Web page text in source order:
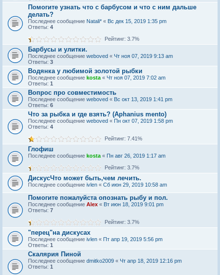
Помогите узнать что с барбусом и что с ним дальше
делать?
Последнее сообщение Natali* « Вс дек 15, 2019 1:35 pm
Ответы: 4
Рейтинг: 3.7%
Барбусы и улитки.
Последнее сообщение weboved « Чт ноя 07, 2019 9:13 am
Ответы: 3
Водянка у любимой золотой рыбки
Последнее сообщение kosta « Чт ноя 07, 2019 7:02 am
Ответы: 1
Вопрос про совместимость
Последнее сообщение weboved « Вс окт 13, 2019 1:41 pm
Ответы: 6
Что за рыбка и где взять? (Aphanius mento)
Последнее сообщение weboved « Пн окт 07, 2019 1:58 pm
Ответы: 4
Рейтинг: 7.41%
Глофиш
Последнее сообщение kosta « Пн авг 26, 2019 1:17 am
Рейтинг: 3.7%
ДискусЧто может быть,чем лечить.
Последнее сообщение ivlen « Сб июн 29, 2019 10:58 am
Помогите пожалуйста опознать рыбу и пол.
Последнее сообщение Alex « Вт июн 18, 2019 9:01 pm
Ответы: 7
Рейтинг: 3.7%
"перец"на дискусах
Последнее сообщение ivlen « Пт апр 19, 2019 5:56 pm
Ответы: 1
Скалярия Пиной
Последнее сообщение dmitko2009 « Чт апр 18, 2019 12:16 pm
Ответы: 1